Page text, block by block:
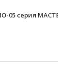
05 серия